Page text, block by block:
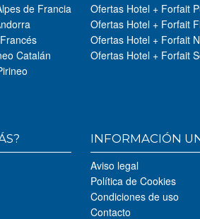
de Francia
Catalán
Ofertas Hotel + Forfait
Ofertas Hotel + Forfait
Ofertas Hotel + Forfait
Ofertas Hotel + Forfait
INFORMACIÓN
Aviso legal
Política de Cookies
Condiciones de uso
Contacto